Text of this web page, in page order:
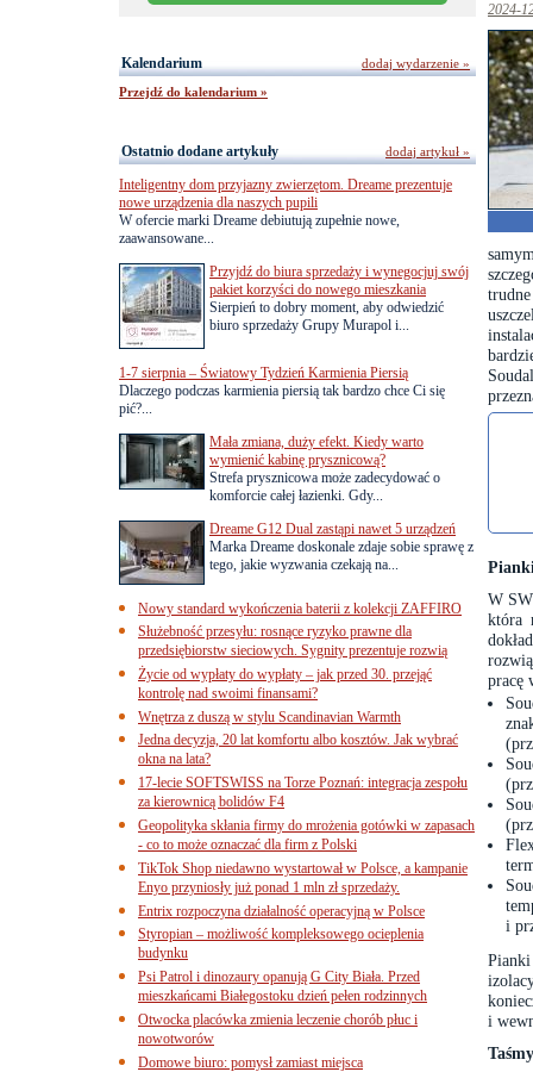
2024-
W
która
pracę
(
i
Pianki
i
Kalendarium
Przejdź do kalendarium »
dodaj wydarzenie »
Ostatnio dodane artykuły
Inteligentny dom przyjazny zwierzętom. Dreame prezentuje
nowe urządzenia dla naszych pupili
W ofercie marki Dreame debiutują zupełnie nowe,
zaawansowane...
Przyjdź do biura sprzedaży i wynegocjuj swój
pakiet korzyści do nowego mieszkania
Sierpień to dobry moment, aby odwiedzić
biuro sprzedaży Grupy Murapol i...
1-7 sierpnia – Światowy Tydzień Karmienia Piersią
Dlaczego podczas karmienia piersią tak bardzo chce Ci się
pić?...
Mała zmiana, duży efekt. Kiedy warto
wymienić kabinę prysznicową?
Strefa prysznicowa może zadecydować o
komforcie całej łazienki. Gdy...
Dreame G12 Dual zastąpi nawet 5 urządzeń
Marka Dreame doskonale zdaje sobie sprawę z
tego, jakie wyzwania czekają na...
Nowy standard wykończenia baterii z kolekcji ZAFFIRO
Służebność przesyłu: rosnące ryzyko prawne dla
przedsiębiorstw sieciowych. Sygnity prezentuje rozwią
Życie od wypłaty do wypłaty – jak przed 30. przejąć
kontrolę nad swoimi finansami?
Wnętrza z duszą w stylu Scandinavian Warmth
Jedna decyzja, 20 lat komfortu albo kosztów. Jak wybrać
okna na lata?
17-lecie SOFTSWISS na Torze Poznań: integracja zespołu
za kierownicą bolidów F4
Geopolityka skłania firmy do mrożenia gotówki w zapasach
- co to może oznaczać dla firm z Polski
TikTok Shop niedawno wystartował w Polsce, a kampanie
Enyo przyniosły już ponad 1 mln zł sprzedaży.
Entrix rozpoczyna działalność operacyjną w Polsce
Styropian – możliwość kompleksowego ocieplenia
budynku
Psi Patrol i dinozaury opanują G City Biała. Przed
mieszkańcami Białegostoku dzień pełen rodzinnych
Otwocka placówka zmienia leczenie chorób płuc i
nowotworów
Domowe biuro: pomysł zamiast miejsca
dodaj artykuł »